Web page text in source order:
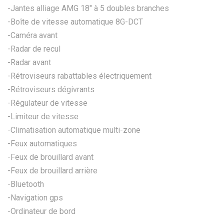
-Jantes alliage AMG 18" à 5 doubles branches
-Boîte de vitesse automatique 8G-DCT
-Caméra avant
-Radar de recul
-Radar avant
-Rétroviseurs rabattables électriquement
-Rétroviseurs dégivrants
-Régulateur de vitesse
-Limiteur de vitesse
-Climatisation automatique multi-zone
-Feux automatiques
-Feux de brouillard avant
-Feux de brouillard arrière
-Bluetooth
-Navigation gps
-Ordinateur de bord